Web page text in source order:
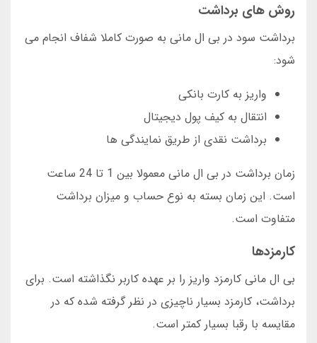
روش های برداشت
برداشت سود در بی ال مانی به صورت کاملا شفاف انجام می
شود:
واریز به کارت بانکی
انتقال به کیف پول دیجیتال
برداشت نقدی از طریق نمایندگی ها
زمان برداشت در بی ال مانی معمولا بین 1 تا 24 ساعت
است. این زمان بسته به نوع حساب و میزان برداشت
متفاوت است.
کارمزدها
بی ال مانی کارمزد واریز را بر عهده کاربر نگذاشته است. برای
برداشت، کارمزد بسیار ناچیزی در نظر گرفته شده که در
مقایسه با رقبا بسیار کمتر است.